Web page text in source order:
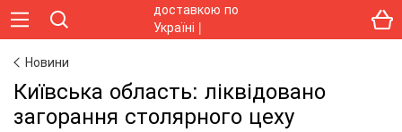
Новини
Київська область: ліквідовано
загорання столярного цеху